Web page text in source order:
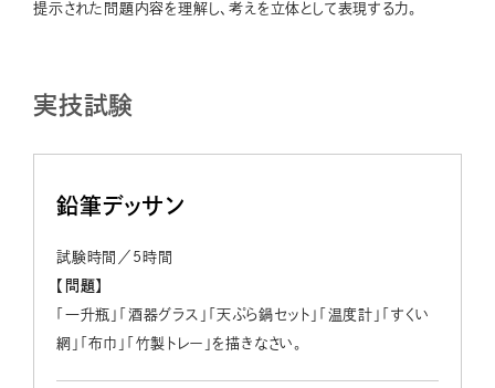
提示された問題内容を理解し、考えを立体として表現する力。
実技試験
鉛筆デッサン
試験時間／5時間
【問題】
「一升瓶」「酒器グラス」「天ぷら鍋セット」「温度計」「すくい
網」「布巾」「竹製トレー」を描きなさい。